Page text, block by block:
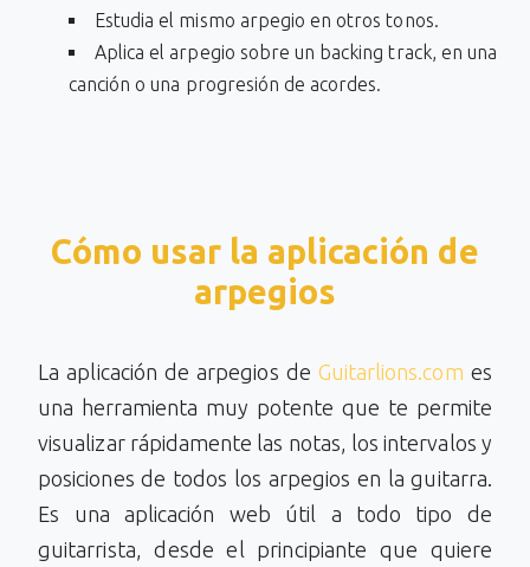
Estudia el mismo arpegio en otros tonos.
Aplica el arpegio sobre un backing track, en una
canción o una progresión de acordes.
Cómo usar la aplicación de
arpegios
La aplicación de arpegios de Guitarlions.com es
una herramienta muy potente que te permite
visualizar rápidamente las notas, los intervalos y
posiciones de todos los arpegios en la guitarra.
Es una aplicación web útil a todo tipo de
guitarrista, desde el principiante que quiere